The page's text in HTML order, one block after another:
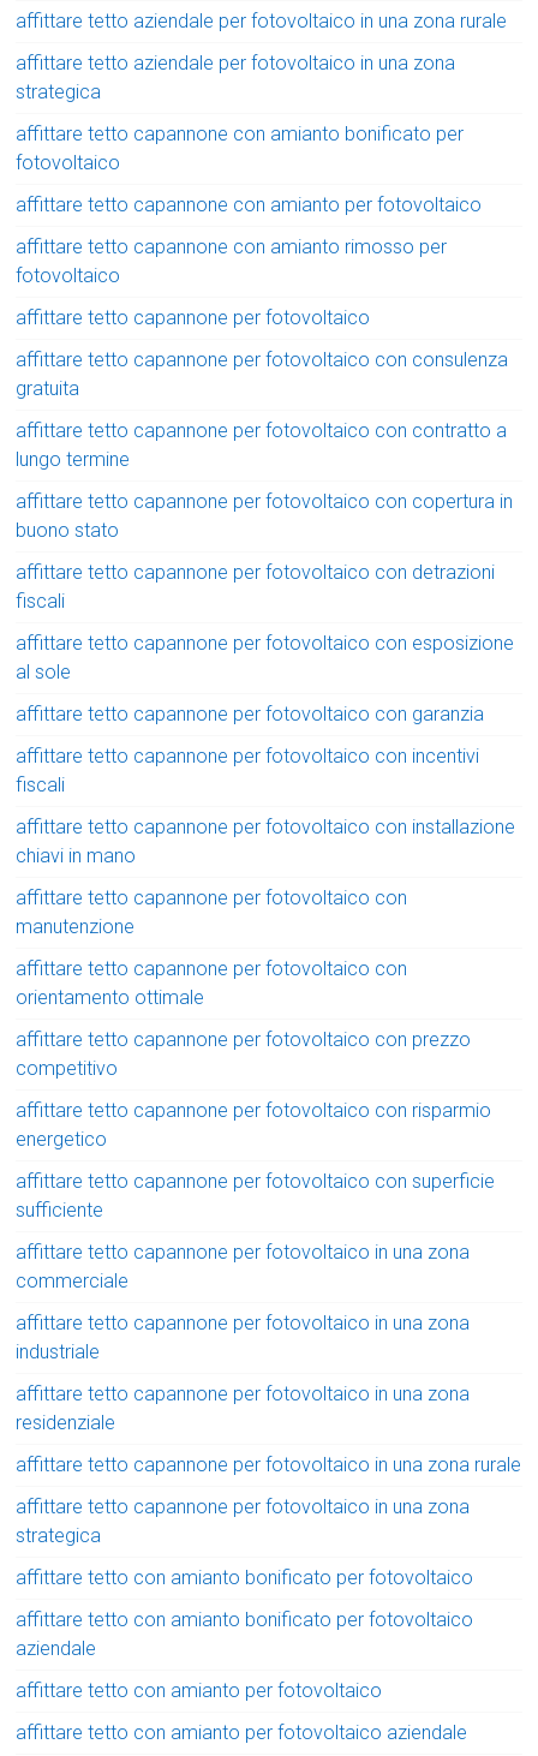
affittare tetto aziendale per fotovoltaico in una zona rurale
affittare tetto aziendale per fotovoltaico in una zona
strategica
affittare tetto capannone con amianto bonificato per
fotovoltaico
affittare tetto capannone con amianto per fotovoltaico
affittare tetto capannone con amianto rimosso per
fotovoltaico
affittare tetto capannone per fotovoltaico
affittare tetto capannone per fotovoltaico con consulenza
gratuita
affittare tetto capannone per fotovoltaico con contratto a
lungo termine
affittare tetto capannone per fotovoltaico con copertura in
buono stato
affittare tetto capannone per fotovoltaico con detrazioni
fiscali
affittare tetto capannone per fotovoltaico con esposizione
al sole
affittare tetto capannone per fotovoltaico con garanzia
affittare tetto capannone per fotovoltaico con incentivi
fiscali
affittare tetto capannone per fotovoltaico con installazione
chiavi in mano
affittare tetto capannone per fotovoltaico con
manutenzione
affittare tetto capannone per fotovoltaico con
orientamento ottimale
affittare tetto capannone per fotovoltaico con prezzo
competitivo
affittare tetto capannone per fotovoltaico con risparmio
energetico
affittare tetto capannone per fotovoltaico con superficie
sufficiente
affittare tetto capannone per fotovoltaico in una zona
commerciale
affittare tetto capannone per fotovoltaico in una zona
industriale
affittare tetto capannone per fotovoltaico in una zona
residenziale
affittare tetto capannone per fotovoltaico in una zona rurale
affittare tetto capannone per fotovoltaico in una zona
strategica
affittare tetto con amianto bonificato per fotovoltaico
affittare tetto con amianto bonificato per fotovoltaico
aziendale
affittare tetto con amianto per fotovoltaico
affittare tetto con amianto per fotovoltaico aziendale